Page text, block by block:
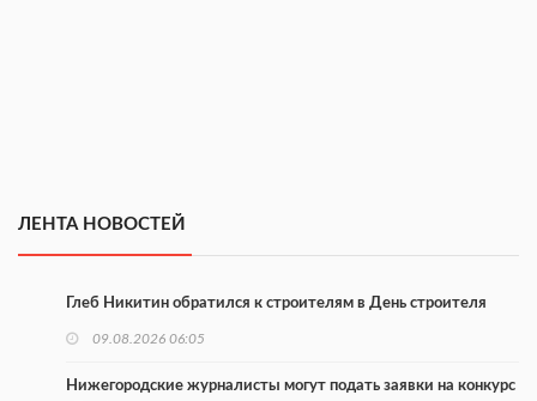
ЛЕНТА НОВОСТЕЙ
Глеб Никитин обратился к строителям в День строителя
09.08.2026 06:05
Нижегородские журналисты могут подать заявки на конкурс